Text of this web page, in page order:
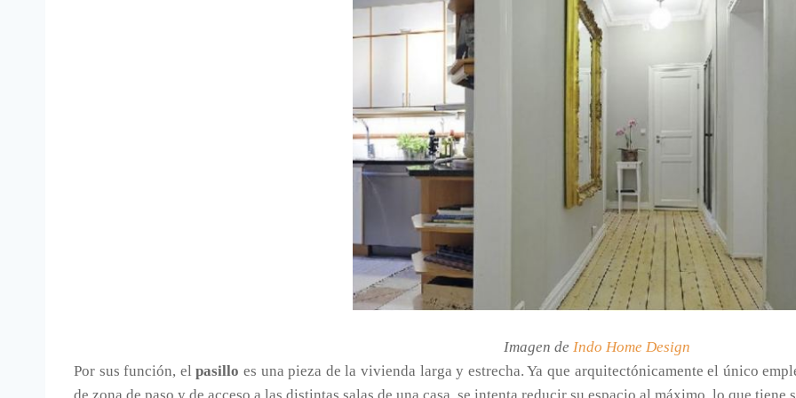
Imagen de Indo Home Design
Por sus función, elpasillo es una pieza de la vivienda larga y estrecha. Ya que arquitectónicamente el único